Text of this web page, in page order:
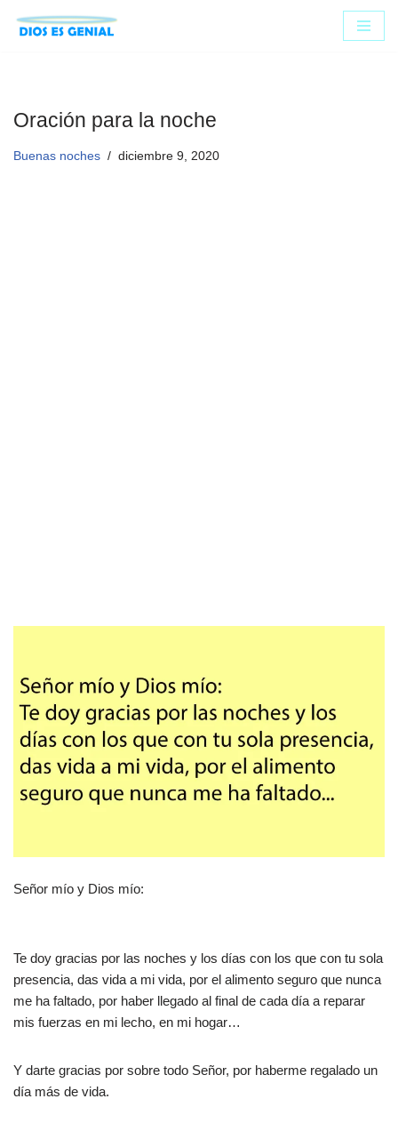
Oración para la noche
Buenas noches diciembre 9, 2020
Señor mío y Dios mío:
Te doy gracias por las noches y los días con los que con tu sola
presencia, das vida a mi vida, por el alimento seguro que nunca
me ha faltado, por haber llegado al final de cada día a reparar
mis fuerzas en mi lecho, en mi hogar…
Y darte gracias por sobre todo Señor, por haberme regalado un
día más de vida.